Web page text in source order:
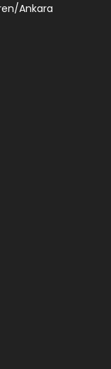
Ankara